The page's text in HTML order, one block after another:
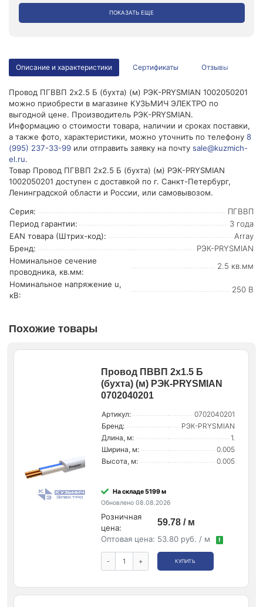
ПОКАЗАТЬ ЕЩЕ
Описание и характеристики Сертификаты Отзывы
Провод ПГВВП 2х2.5 Б (бухта) (м) РЭК-PRYSMIAN 1002050201
можно приобрести в магазине КУЗЬМИЧ ЭЛЕКТРО по
выгодной цене. Производитель РЭК-PRYSMIAN.
Информацию о стоимости товара, наличии и сроках поставки,
а также фото, характеристики, можно уточнить по телефону 8
(995) 237-33-99 или отправить заявку на почту sale@kuzmich-
el.ru.
Товар Провод ПГВВП 2х2.5 Б (бухта) (м) РЭК-PRYSMIAN
1002050201 доступен с доставкой по г. Санкт-Петербург,
Ленинградской области и России, или самовывозом.
Серия:
ПГВВП
Период гарантии:
3 года
EAN товара (Штрих-код):
Array
Бренд:
РЭК-PRYSMIAN
Номинальное сечение
проводника, кв.мм:
2.5 кв.мм
Номинальное напряжение u,
кВ:
250 В
Похожие товары
Провод ПВВП 2х1.5 Б
(бухта) (м) РЭК-PRYSMIAN
0702040201
Артикул:
0702040201
Бренд:
РЭК-PRYSMIAN
Длина, м:
1.
Ширина, м:
0.005
Высота, м:
0.005
На складе 5199 м
Обновлено 08.08.2026
Розничная
цена:
59.78 / м
Оптовая цена: 53.80 руб. / м !
- + КУПИТЬ